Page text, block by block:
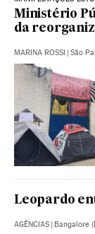
Ministério
da
MARINA ROSSI | São
Leopardo
AGÊNCIAS | Bangalore